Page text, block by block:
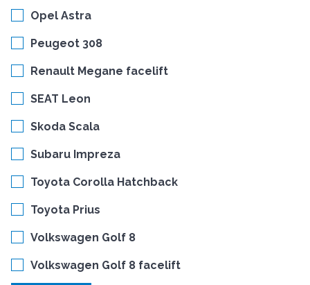
Opel Astra
Peugeot 308
Renault Megane facelift
SEAT Leon
Skoda Scala
Subaru Impreza
Toyota Corolla Hatchback
Toyota Prius
Volkswagen Golf 8
Volkswagen Golf 8 facelift